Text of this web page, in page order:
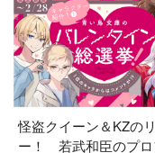
怪盗クイーン＆KZの
ー！ 若武和臣のプロ